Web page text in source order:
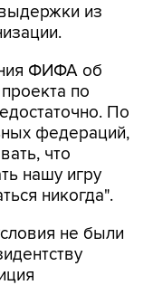
ФИФА об
По
федераций,
что
нашу игру
никогда".
не были
союзе.